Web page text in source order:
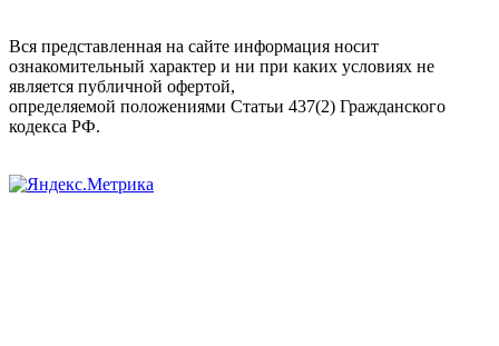
Вся представленная на сайте информация носит
ознакомительный характер и ни при каких условиях не
является публичной офертой,
определяемой положениями Статьи 437(2) Гражданского
кодекса РФ.